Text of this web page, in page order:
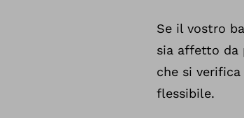
Se il vostro
sia affetto da
che si
flessibile.